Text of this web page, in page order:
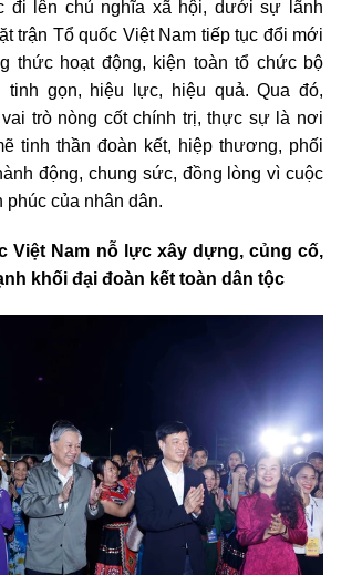
đi lên chủ nghĩa xã hội, dưới sự lãnh
trận Tổ quốc Việt Nam tiếp tục đổi mới
thức hoạt động, kiện toàn tổ chức bộ
tinh gọn, hiệu lực, hiệu quả. Qua đó,
trò nòng cốt chính trị, thực sự là nơi
tinh thần đoàn kết, hiệp thương, phối
động, chung sức, đồng lòng vì cuộc
phúc của nhân dân.
Việt Nam nỗ lực xây dựng, củng cố,
khối đại đoàn kết toàn dân tộc